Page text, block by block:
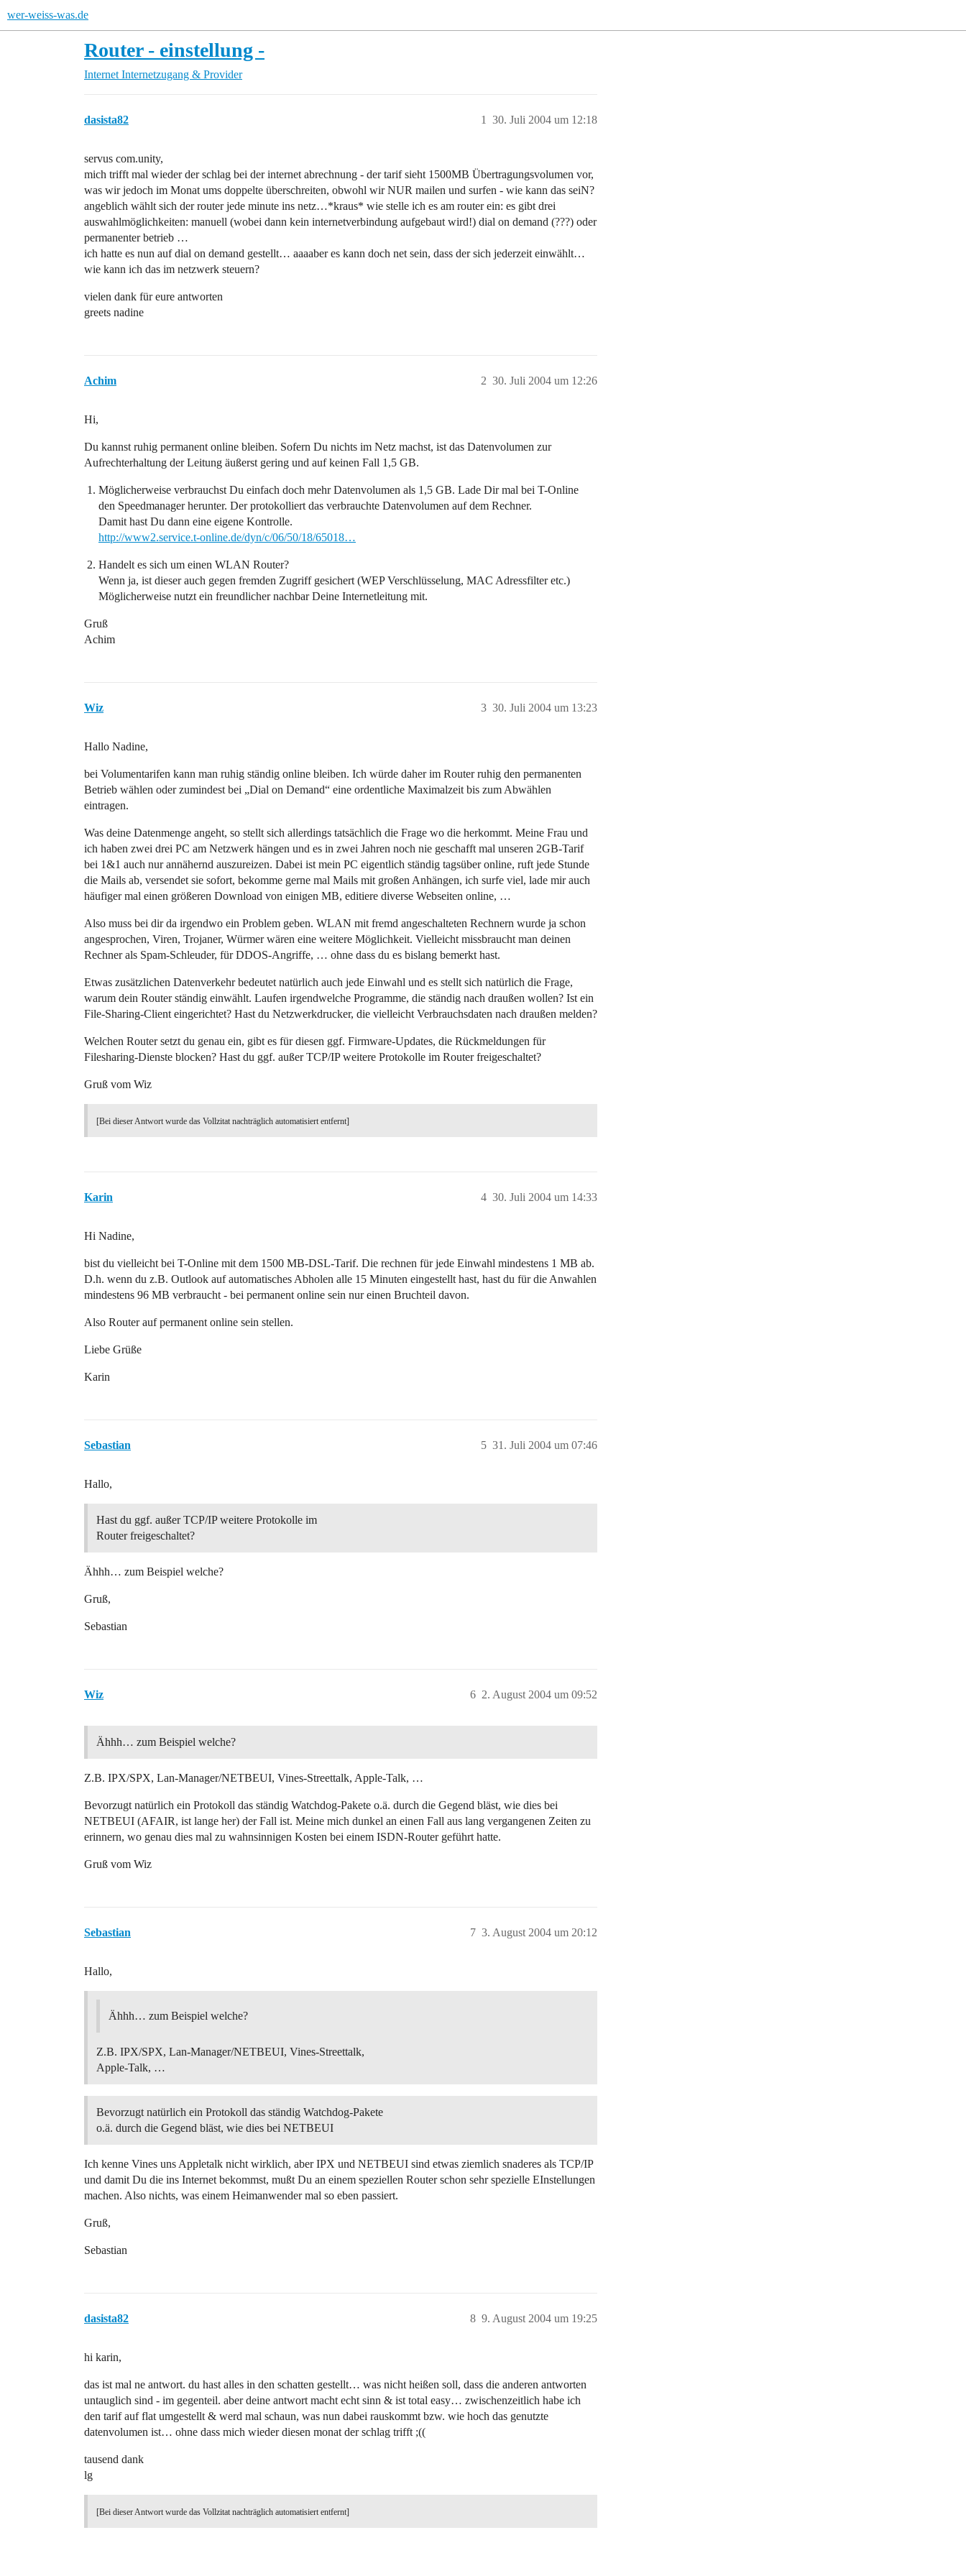
wer-weiss-was.de
Router - einstellung -
Internet Internetzugang & Provider
dasista82 30. Juli 2004 um 12:18
1
servus com.unity,
mich trifft mal wieder der schlag bei der internet abrechnung - der tarif sieht 1500MB Übertragungsvolumen vor,
was wir jedoch im Monat ums doppelte überschreiten, obwohl wir NUR mailen und surfen - wie kann das seiN?
angeblich wählt sich der router jede minute ins netz…*kraus* wie stelle ich es am router ein: es gibt drei
auswahlmöglichkeiten: manuell (wobei dann kein internetverbindung aufgebaut wird!) dial on demand (???) oder
permanenter betrieb …
ich hatte es nun auf dial on demand gestellt… aaaaber es kann doch net sein, dass der sich jederzeit einwählt…
wie kann ich das im netzwerk steuern?
vielen dank für eure antworten
greets nadine
Achim 30. Juli 2004 um 12:26
2
Hi,
Du kannst ruhig permanent online bleiben. Sofern Du nichts im Netz machst, ist das Datenvolumen zur
Aufrechterhaltung der Leitung äußerst gering und auf keinen Fall 1,5 GB.
Möglicherweise verbrauchst Du einfach doch mehr Datenvolumen als 1,5 GB. Lade Dir mal bei T-Online
den Speedmanager herunter. Der protokolliert das verbrauchte Datenvolumen auf dem Rechner.
Damit hast Du dann eine eigene Kontrolle.
http://www2.service.t-online.de/dyn/c/06/50/18/65018…
Handelt es sich um einen WLAN Router?
Wenn ja, ist dieser auch gegen fremden Zugriff gesichert (WEP Verschlüsselung, MAC Adressfilter etc.)
Möglicherweise nutzt ein freundlicher nachbar Deine Internetleitung mit.
Gruß
Achim
Wiz 30. Juli 2004 um 13:23
3
Hallo Nadine,
bei Volumentarifen kann man ruhig ständig online bleiben. Ich würde daher im Router ruhig den permanenten
Betrieb wählen oder zumindest bei „Dial on Demand“ eine ordentliche Maximalzeit bis zum Abwählen
eintragen.
Was deine Datenmenge angeht, so stellt sich allerdings tatsächlich die Frage wo die herkommt. Meine Frau und
ich haben zwei drei PC am Netzwerk hängen und es in zwei Jahren noch nie geschafft mal unseren 2GB-Tarif
bei 1&1 auch nur annähernd auszureizen. Dabei ist mein PC eigentlich ständig tagsüber online, ruft jede Stunde
die Mails ab, versendet sie sofort, bekomme gerne mal Mails mit großen Anhängen, ich surfe viel, lade mir auch
häufiger mal einen größeren Download von einigen MB, editiere diverse Webseiten online, …
Also muss bei dir da irgendwo ein Problem geben. WLAN mit fremd angeschalteten Rechnern wurde ja schon
angesprochen, Viren, Trojaner, Würmer wären eine weitere Möglichkeit. Vielleicht missbraucht man deinen
Rechner als Spam-Schleuder, für DDOS-Angriffe, … ohne dass du es bislang bemerkt hast.
Etwas zusätzlichen Datenverkehr bedeutet natürlich auch jede Einwahl und es stellt sich natürlich die Frage,
warum dein Router ständig einwählt. Laufen irgendwelche Programme, die ständig nach draußen wollen? Ist ein
File-Sharing-Client eingerichtet? Hast du Netzwerkdrucker, die vielleicht Verbrauchsdaten nach draußen melden?
Welchen Router setzt du genau ein, gibt es für diesen ggf. Firmware-Updates, die Rückmeldungen für
Filesharing-Dienste blocken? Hast du ggf. außer TCP/IP weitere Protokolle im Router freigeschaltet?
Gruß vom Wiz
[Bei dieser Antwort wurde das Vollzitat nachträglich automatisiert entfernt]
Karin 30. Juli 2004 um 14:33
4
Hi Nadine,
bist du vielleicht bei T-Online mit dem 1500 MB-DSL-Tarif. Die rechnen für jede Einwahl mindestens 1 MB ab.
D.h. wenn du z.B. Outlook auf automatisches Abholen alle 15 Minuten eingestellt hast, hast du für die Anwahlen
mindestens 96 MB verbraucht - bei permanent online sein nur einen Bruchteil davon.
Also Router auf permanent online sein stellen.
Liebe Grüße
Karin
Sebastian 31. Juli 2004 um 07:46
5
Hallo,
Hast du ggf. außer TCP/IP weitere Protokolle im
Router freigeschaltet?
Ähhh… zum Beispiel welche?
Gruß,
Sebastian
Wiz 2. August 2004 um 09:52
6
Ähhh… zum Beispiel welche?
Z.B. IPX/SPX, Lan-Manager/NETBEUI, Vines-Streettalk, Apple-Talk, …
Bevorzugt natürlich ein Protokoll das ständig Watchdog-Pakete o.ä. durch die Gegend bläst, wie dies bei
NETBEUI (AFAIR, ist lange her) der Fall ist. Meine mich dunkel an einen Fall aus lang vergangenen Zeiten zu
erinnern, wo genau dies mal zu wahnsinnigen Kosten bei einem ISDN-Router geführt hatte.
Gruß vom Wiz
Sebastian 3. August 2004 um 20:12
7
Hallo,
Ähhh… zum Beispiel welche?
Z.B. IPX/SPX, Lan-Manager/NETBEUI, Vines-Streettalk,
Apple-Talk, …
Bevorzugt natürlich ein Protokoll das ständig Watchdog-Pakete
o.ä. durch die Gegend bläst, wie dies bei NETBEUI
Ich kenne Vines uns Appletalk nicht wirklich, aber IPX und NETBEUI sind etwas ziemlich snaderes als TCP/IP
und damit Du die ins Internet bekommst, mußt Du an einem speziellen Router schon sehr spezielle EInstellungen
machen. Also nichts, was einem Heimanwender mal so eben passiert.
Gruß,
Sebastian
dasista82 9. August 2004 um 19:25
8
hi karin,
das ist mal ne antwort. du hast alles in den schatten gestellt… was nicht heißen soll, dass die anderen antworten
untauglich sind - im gegenteil. aber deine antwort macht echt sinn & ist total easy… zwischenzeitlich habe ich
den tarif auf flat umgestellt & werd mal schaun, was nun dabei rauskommt bzw. wie hoch das genutzte
datenvolumen ist… ohne dass mich wieder diesen monat der schlag trifft ;((
tausend dank
lg
[Bei dieser Antwort wurde das Vollzitat nachträglich automatisiert entfernt]